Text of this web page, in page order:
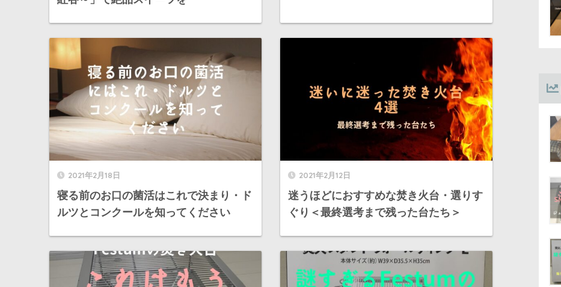
2021年2月18日
寝る前のお口の菌活はこれで決まり・ド
ルツとコンクールを知ってください
2021年2月12日
迷うほどにおすすめな焚き火台・選りす
ぐり＜最終選考まで残った台たち＞